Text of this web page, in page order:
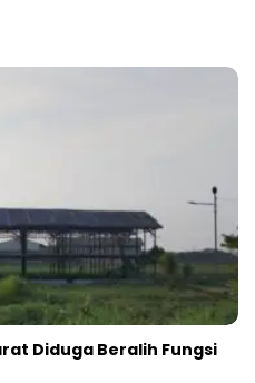
Diduga Beralih Fungsi